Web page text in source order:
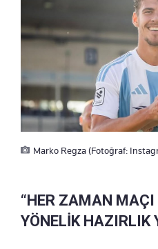
Marko Regza (Fotoğraf:
“HER ZAMAN
YÖNELİK HAZIRLIK